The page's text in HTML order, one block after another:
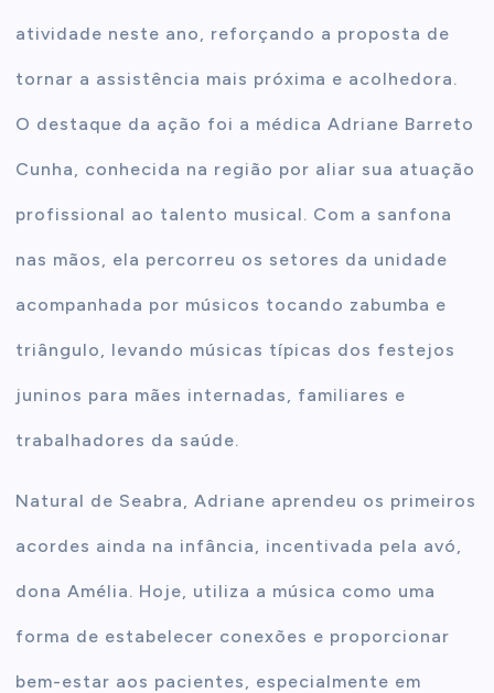
atividade neste ano, reforçando a proposta de
tornar a assistência mais próxima e acolhedora.
O destaque da ação foi a médica Adriane Barreto
Cunha, conhecida na região por aliar sua atuação
profissional ao talento musical. Com a sanfona
nas mãos, ela percorreu os setores da unidade
acompanhada por músicos tocando zabumba e
triângulo, levando músicas típicas dos festejos
juninos para mães internadas, familiares e
trabalhadores da saúde.
Natural de Seabra, Adriane aprendeu os primeiros
acordes ainda na infância, incentivada pela avó,
dona Amélia. Hoje, utiliza a música como uma
forma de estabelecer conexões e proporcionar
bem-estar aos pacientes, especialmente em